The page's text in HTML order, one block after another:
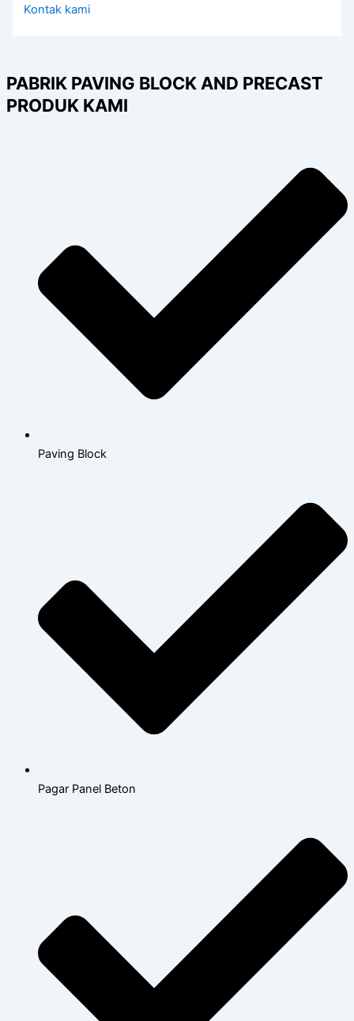
Kontak kami
PABRIK PAVING BLOCK AND PRECAST
PRODUK KAMI
Paving Block
Pagar Panel Beton